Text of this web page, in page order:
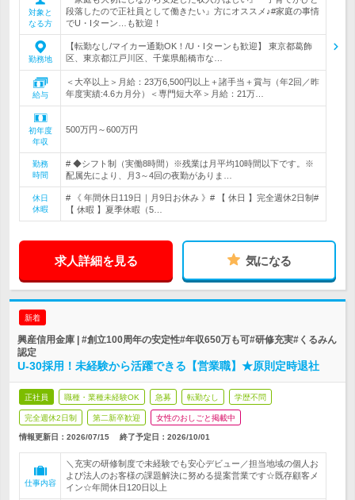
対象と
なる方
段落したので正社員として働きたい』方にオススメ♪#家庭の事情
でU・Iターン…も歓迎！
勤務地
【転勤なし/マイカー通勤OK！/U・Iターンも歓迎】 東京都葛飾
区、東京都江戸川区、千葉県船橋市な…
給与
＜大卒以上＞月給：23万6,500円以上＋諸手当＋賞与（年2回／昨
年度実績:4.6カ月分）＜専門短大卒＞月給：21万…
初年度
年収
500万円～600万円
勤務
時間
# ◆シフト制（実働8時間）※残業は月平均10時間以下です。※
配属先により、月3～4回の夜勤がありま…
休日
休暇
# 《 年間休日119日｜月9日お休み 》# 【 休日 】完全週休2日制#
【 休暇 】夏季休暇（5…
求人詳細を見る 気になる
新着
興産信用金庫 | #創立100周年の安定性#年収650万も可#研修充実#くるみん
認定
U-30採用！未経験から活躍できる【営業職】★原則定時退社
正社員 職種・業種未経験OK 急募 転勤なし 学歴不問
完全週休2日制 第二新卒歓迎 女性のおしごと掲載中
情報更新日：2026/07/15 終了予定日： 2026/10/01
仕事内容
＼充実の研修制度で未経験でも安心デビュー／担当地域の個人お
よび法人のお客様の課題解決に努める提案営業です☆既存顧客メ
イン☆年間休日120日以上